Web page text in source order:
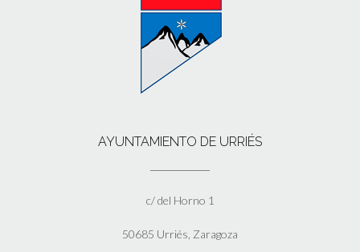
AYUNTAMIENTO DE URRIÉS
c/ del Horno 1
50685 Urriés, Zaragoza